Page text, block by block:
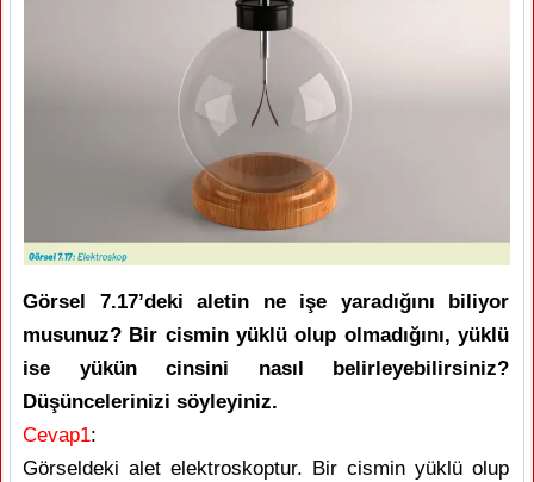
Görsel 7.17’deki aletin ne işe yaradığını biliyor
musunuz? Bir cismin yüklü olup olmadığını, yüklü
ise yükün cinsini nasıl belirleyebilirsiniz?
Düşüncelerinizi söyleyiniz.
Cevap1:
Görseldeki alet elektroskoptur. Bir cismin yüklü olup